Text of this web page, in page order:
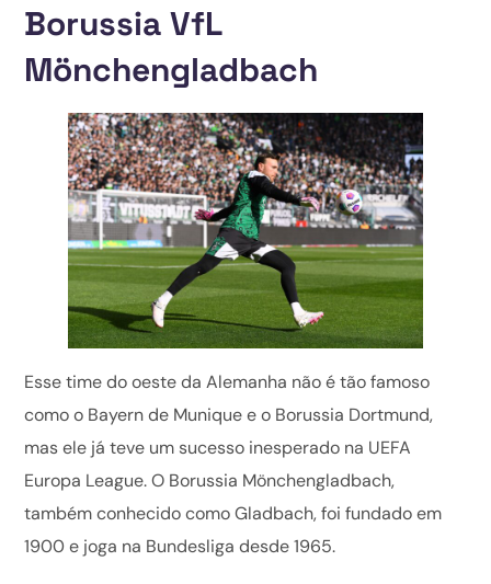
Borussia VfL
Mönchengladbach
Esse time do oeste da Alemanha não é tão famoso
como o Bayern de Munique e o Borussia Dortmund,
mas ele já teve um sucesso inesperado na UEFA
Europa League. O Borussia Mönchengladbach,
também conhecido como Gladbach, foi fundado em
1900 e joga na Bundesliga desde 1965.